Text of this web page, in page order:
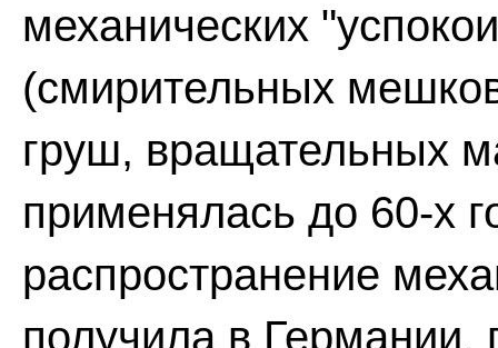
механических
(смирительных
груш, вращательных
применялась до 60-х
распространение
получила в Германии,